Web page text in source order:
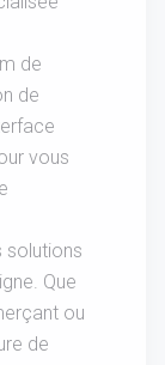
de
de
vous
solutions
Que
ou
de